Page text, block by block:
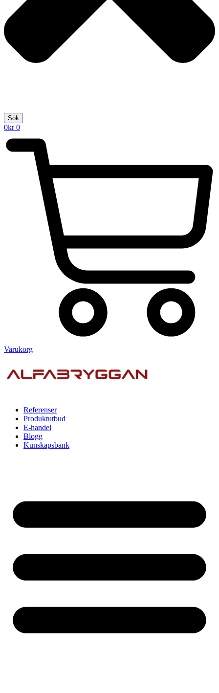
Sök
0kr 0
Varukorg
Referenser
Produktutbud
E-handel
Blogg
Kunskapsbank